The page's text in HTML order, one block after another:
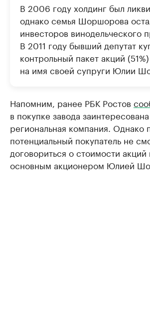
В 2006 году холдинг был
однако семья Шоршорова
инвесторов винодельческого
В 2011 году бывший депутат
контрольный пакет акций
на имя своей супруги Юлии
Напомним, ранее РБК Ростов
в покупке завода
региональная компания. Однако
потенциальный покупатель не
договориться о стоимости
основным акционером Юлией